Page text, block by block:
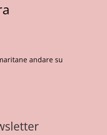
andare su